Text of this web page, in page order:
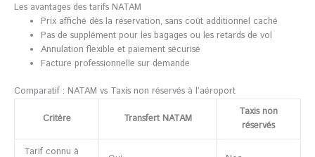
Les avantages des tarifs NATAM
Prix affiché dès la réservation, sans coût additionnel caché
Pas de supplément pour les bagages ou les retards de vol
Annulation flexible et paiement sécurisé
Facture professionnelle sur demande
Comparatif : NATAM vs Taxis non réservés à l’aéroport
Critère Transfert NATAM
Taxis non
réservés
Tarif connu à